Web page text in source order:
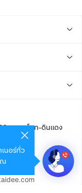
ถนนอโศก-ดินแดง
)นอร์ทั่ว
ณ